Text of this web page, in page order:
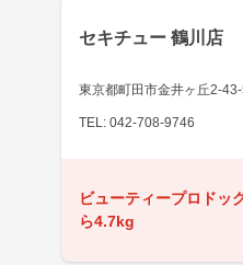
セキチュー 鶴川店
東京都町田市金井ヶ丘2-
TEL: 042-708-9746
ビューティープロドッ
ら4.7kg